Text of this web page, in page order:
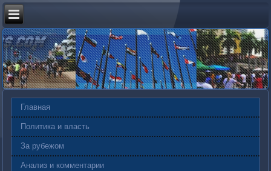
Главная
Политика и власть
За рубежом
Анализ и комментарии